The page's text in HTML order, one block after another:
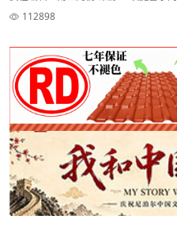
112898